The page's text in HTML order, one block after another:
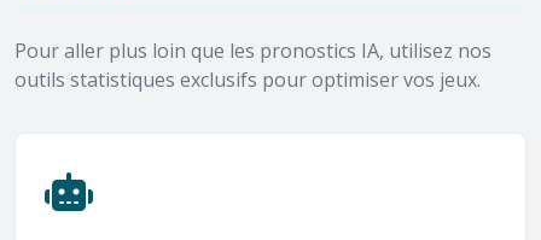
Pour aller plus loin que les pronostics IA, utilisez nos
outils statistiques exclusifs pour optimiser vos jeux.